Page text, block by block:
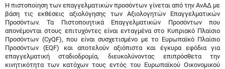
Η πιστοποίηση των επαγγελματικών προσόντων γίνεται από την ΑνΑΔ με
βάση τις εκθέσεις αξιολόγησης των Αξιολογητών Επαγγελματικών
Προσόντων. Τα Πιστοποιητικά Επαγγελματικών Προσόντων που
απονέμονται στους επιτυχόντες είναι ενταγμένα στο Κυπριακό Πλαίσιο
Προσόντων (CyQF), που είναι συσχετισμένο με το Ευρωπαϊκό Πλαίσιο
Προσόντων (EQF) και αποτελούν αξιόπιστα και έγκυρα εφόδια για
επαγγελματική σταδιοδρομία, διευκολύνοντας επιπρόσθετα την
κινητικότητα των κατόχων τους εντός του Ευρωπαϊκού Οικονομικού